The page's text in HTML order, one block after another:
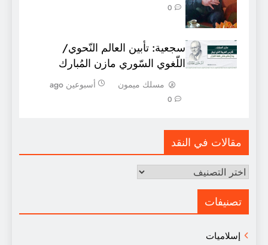
0
سجعية: تأبين العالم النّحوي/
اللّغوي السّوري مازن المُبارك
مسلك ميمون أسبوعين ago
0
مقالات في النقد
مقالات
النقد
تصنيفات
إسلاميات